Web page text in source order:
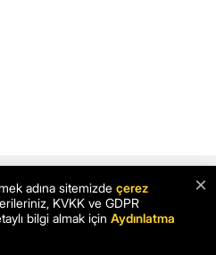
×
adına sitemizde çerez
KVKK ve GDPR
bilgi almak için Aydınlatma